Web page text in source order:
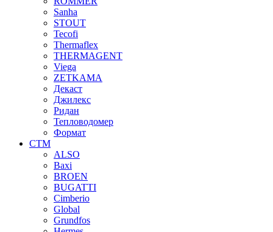
Sanha
STOUT
Tecofi
Thermaflex
THERMAGENT
Viega
ZETKAMA
Декаст
Джилекс
Ридан
Тепловодомер
Формат
СТМ
ALSO
Baxi
BROEN
BUGATTI
Cimberio
Global
Grundfos